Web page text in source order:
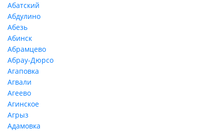
Абатский
Абдулино
Абезь
Абинск
Абрамцево
Абрау-Дюрсо
Агаповка
Агвали
Агеево
Агинское
Агрыз
Адамовка